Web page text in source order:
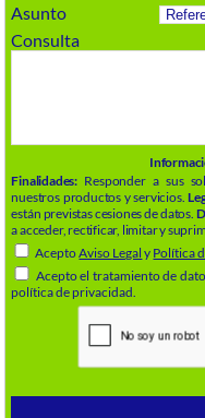
Asunto
Consulta
Finalidades: Responder a sus
nuestros productos y servicios.
están previstas cesiones de datos.
a acceder, rectificar, limitar y
AceptoAviso Legal y Política
Acepto el tratamiento de
política de privacidad.